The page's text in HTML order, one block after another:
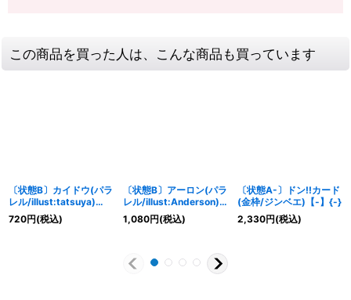
この商品を買った人は、こんな商品も買っています
〔状態B〕カイドウ(パラ
レル/illust:tatsuya)
【SR/P】{OP04-044}
720円(税込)
〔状態B〕アーロン(パラ
レル/illust:Anderson)
【L/P】{OP03-022}
1,080円(税込)
〔状態A-〕ドン!!カード
(金枠/ジンベエ)【-】{-}
2,330円(税込)